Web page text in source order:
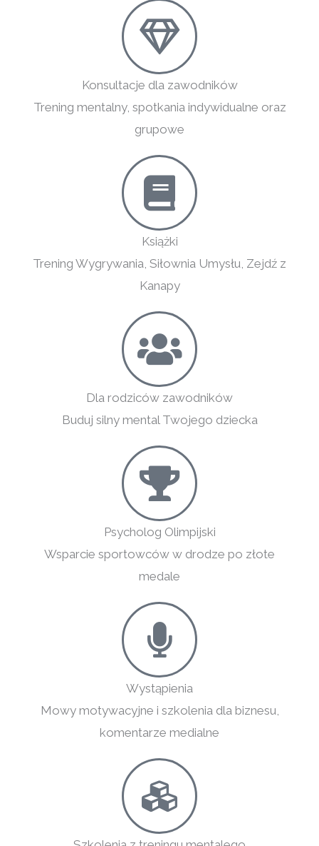
Konsultacje dla zawodników
Trening mentalny, spotkania indywidualne oraz
grupowe
Książki
Trening Wygrywania, Siłownia Umysłu, Zejdź z
Kanapy
Dla rodziców zawodników
Buduj silny mental Twojego dziecka
Psycholog Olimpijski
Wsparcie sportowców w drodze po złote
medale
Wystąpienia
Mowy motywacyjne i szkolenia dla biznesu,
komentarze medialne